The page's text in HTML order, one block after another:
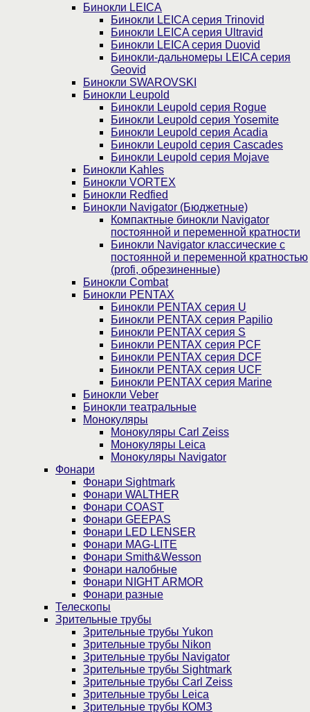
Бинокли LEICA
Бинокли LEICA серия Trinovid
Бинокли LEICA серия Ultravid
Бинокли LEICA серия Duovid
Бинокли-дальномеры LEICA серия
Geovid
Бинокли SWAROVSKI
Бинокли Leupold
Бинокли Leupold серия Rogue
Бинокли Leupold серия Yosemite
Бинокли Leupold серия Acadia
Бинокли Leupold серия Cascades
Бинокли Leupold серия Mojave
Бинокли Kahles
Бинокли VORTEX
Бинокли Redfied
Бинокли Navigator (Бюджетные)
Компактные бинокли Navigator
постоянной и переменной кратности
Бинокли Navigator классические с
постоянной и переменной кратностью
(profi, обрезиненные)
Бинокли Combat
Бинокли PENTAX
Бинокли PENTAX серия U
Бинокли PENTAX серия Papilio
Бинокли PENTAX серия S
Бинокли PENTAX серия PCF
Бинокли PENTAX серия DCF
Бинокли PENTAX серия UCF
Бинокли PENTAX серия Marine
Бинокли Veber
Бинокли театральные
Монокуляры
Монокуляры Carl Zeiss
Монокуляры Leica
Монокуляры Navigator
Фонари
Фонари Sightmark
Фонари WALTHER
Фонари COAST
Фонари GEEPAS
Фонари LED LENSER
Фонари MAG-LITE
Фонари Smith&Wesson
Фонари налобные
Фонари NIGHT ARMOR
Фонари разные
Телескопы
Зрительные трубы
Зрительные трубы Yukon
Зрительные трубы Nikon
Зрительные трубы Navigator
Зрительные трубы Sightmark
Зрительные трубы Carl Zeiss
Зрительные трубы Leica
Зрительные трубы КОМЗ